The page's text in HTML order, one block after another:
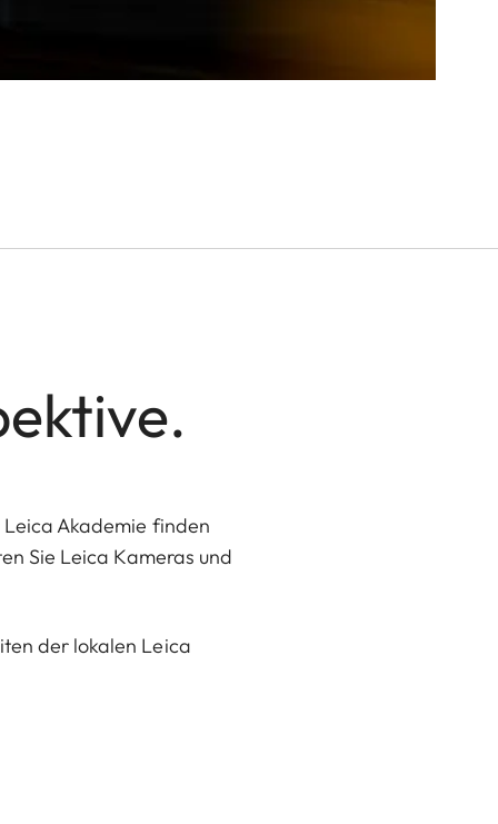
Akademie finden
Sie Leica Kameras und
der lokalen Leica